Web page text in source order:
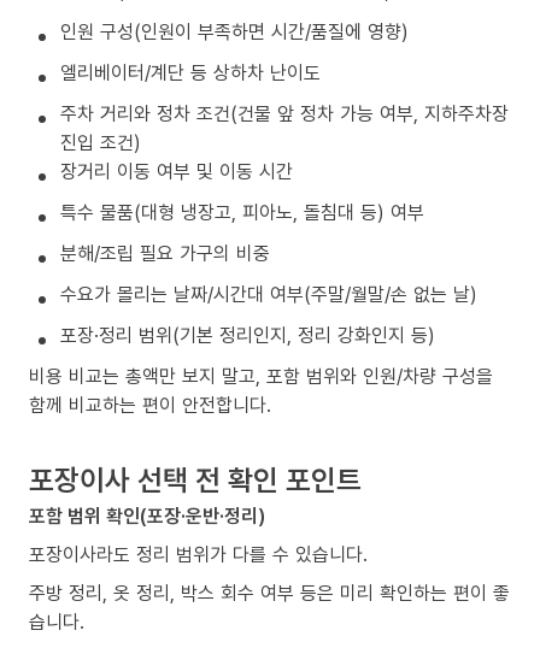
인원 구성(인원이 부족하면 시간/품질에 영향)
엘리베이터/계단 등 상하차 난이도
주차 거리와 정차 조건(건물 앞 정차 가능 여부, 지하주차장
진입 조건)
장거리 이동 여부 및 이동 시간
특수 물품(대형 냉장고, 피아노, 돌침대 등) 여부
분해/조립 필요 가구의 비중
수요가 몰리는 날짜/시간대 여부(주말/월말/손 없는 날)
포장·정리 범위(기본 정리인지, 정리 강화인지 등)
비용 비교는 총액만 보지 말고, 포함 범위와 인원/차량 구성을
함께 비교하는 편이 안전합니다.
포장이사 선택 전 확인 포인트
포함 범위 확인(포장·운반·정리)
포장이사라도 정리 범위가 다를 수 있습니다.
주방 정리, 옷 정리, 박스 회수 여부 등은 미리 확인하는 편이 좋
습니다.